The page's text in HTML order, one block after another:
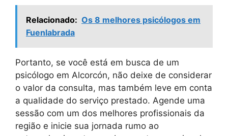
Relacionado: Os 8 melhores psicólogos em
Fuenlabrada
Portanto, se você está em busca de um
psicólogo em Alcorcón, não deixe de considerar
o valor da consulta, mas também leve em conta
a qualidade do serviço prestado. Agende uma
sessão com um dos melhores profissionais da
região e inicie sua jornada rumo ao